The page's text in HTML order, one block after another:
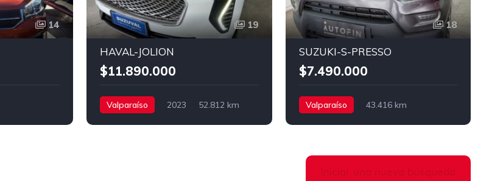
14 19
HAVAL-JOLION
$11.890.000
Valparaíso 2023
52.812 km
18
SUZUKI-S-PRESSO
$7.490.000
Valparaíso
43.416 km
Iniciar una nueva búsqueda